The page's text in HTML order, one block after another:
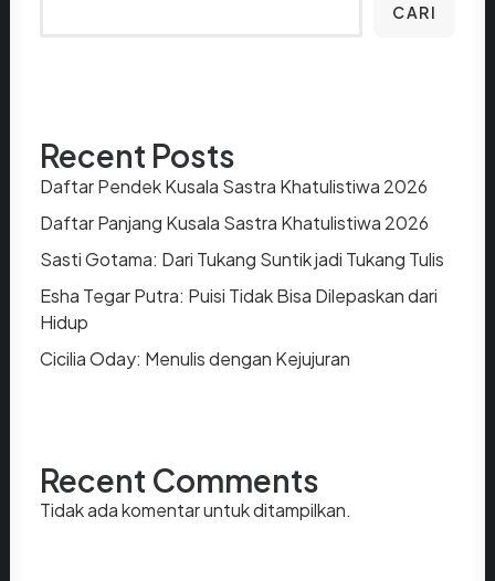
CARI
Recent Posts
Daftar Pendek Kusala Sastra Khatulistiwa 2026
Daftar Panjang Kusala Sastra Khatulistiwa 2026
Sasti Gotama: Dari Tukang Suntik jadi Tukang Tulis
Esha Tegar Putra: Puisi Tidak Bisa Dilepaskan dari
Hidup
Cicilia Oday: Menulis dengan Kejujuran
Recent Comments
Tidak ada komentar untuk ditampilkan.